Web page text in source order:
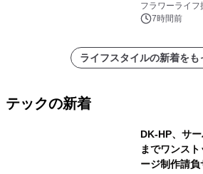
フラワーライフ
7時間前
ライフスタイルの新着をも
テックの新着
DK-HP、サ
までワンス
ージ制作請